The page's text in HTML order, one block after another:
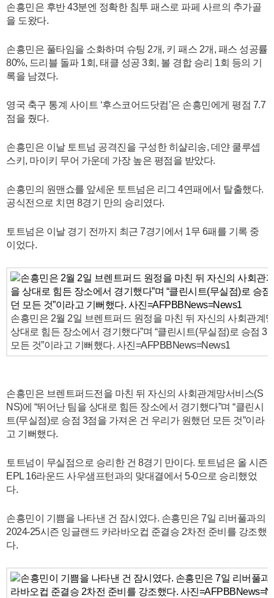
손흥민은 후반 43분엔 정확한 침투 패스로 파페 사르의 추가골
을 도왔다.
손흥민은 풀타임을 소화하며 슈팅 2개, 키 패스 2개, 패스 성공률
80%, 드리블 돌파 1회, 태클 성공 3회, 볼 경합 승리 1회 등의 기
록을 남겼다.
영국 축구 통계 사이트 ‘후스코어드닷컴’은 손흥민에게 평점 7.7
점을 줬다.
손흥민은 이날 토트넘 공격진을 구성한 히샬리송, 데얀 쿨루셉
스키, 마이키 무어 가운데 가장 높은 평점을 받았다.
손흥민의 원맨쇼를 앞세운 토트넘은 리그 4연패에서 탈출했다.
공식전으로 치면 8경기 만의 승리였다.
토트넘은 이날 경기 전까지 최근 7경기에서 1무 6패를 기록 중
이었다.
손흥민은 2월 2일 브렌트퍼드 원정을 마친 뒤 자신의 사회관계
상대로 힘든 장소에서 경기했다”며 “클린시트(무실점)로 승점 3
모든 것”이라고 기뻐했다. 사진=AFPBBNews=News1
손흥민은 브렌트퍼드전을 마친 뒤 자신의 사회관계망서비스(S
NS)에 “뛰어난 팀을 상대로 힘든 장소에서 경기했다”며 “클린시
트(무실점)로 승점 3점을 가져온 건 우리가 원했던 모든 것”이라
고 기뻐했다.
토트넘이 무실점으로 승리한 건 8경기 만이다. 토트넘은 올 시즌
EPL 16라운드 사우샘프턴과의 맞대결에서 5-0으로 승리했었
다.
손흥민이 기쁨을 나타낸 건 잠시였다. 손흥민은 7일 리버풀과의
2024-25시즌 잉글랜드 카라바오컵 준결승 2차전 준비를 강조했
다.